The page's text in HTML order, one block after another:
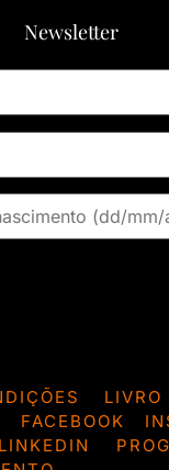
Newsletter
LIVRO
FACEBOOK
LINKEDIN